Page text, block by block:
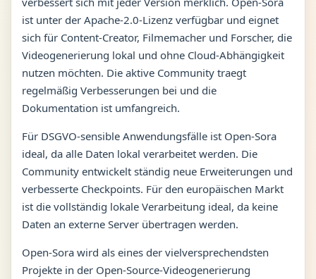
ist unter der Apache-2.0-Lizenz verfügbar und eignet
sich für Content-Creator, Filmemacher und Forscher, die
Videogenerierung lokal und ohne Cloud-Abhängigkeit
nutzen möchten. Die aktive Community traegt
regelmäßig Verbesserungen bei und die
Dokumentation ist umfangreich.
Für DSGVO-sensible Anwendungsfälle ist Open-Sora
ideal, da alle Daten lokal verarbeitet werden. Die
Community entwickelt ständig neue Erweiterungen und
verbesserte Checkpoints. Für den europäischen Markt
ist die vollständig lokale Verarbeitung ideal, da keine
Daten an externe Server übertragen werden.
Open-Sora wird als eines der vielversprechendsten
Projekte in der Open-Source-Videogenerierung